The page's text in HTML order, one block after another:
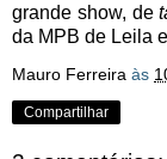
grande show, de
da MPB de Leila
Mauro Ferreira às
Compartilhar